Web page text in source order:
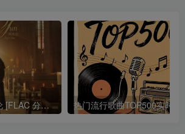
太阳之子 – 周杰伦 [FLAC 分轨 192Khz 24bit]